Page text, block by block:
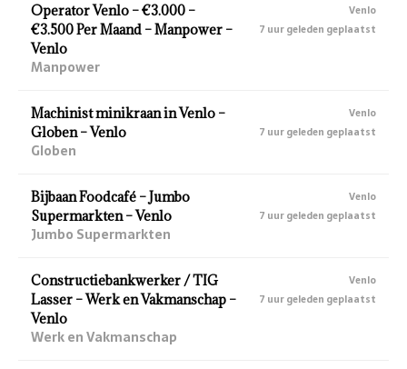
Operator Venlo – €3.000 –
€3.500 Per Maand – Manpower –
Venlo
Manpower
Venlo
7 uur geleden geplaatst
Machinist minikraan in Venlo –
Globen – Venlo
Globen
Venlo
7 uur geleden geplaatst
Bijbaan Foodcafé – Jumbo
Supermarkten – Venlo
Jumbo Supermarkten
Venlo
7 uur geleden geplaatst
Constructiebankwerker / TIG
Lasser – Werk en Vakmanschap –
Venlo
Werk en Vakmanschap
Venlo
7 uur geleden geplaatst